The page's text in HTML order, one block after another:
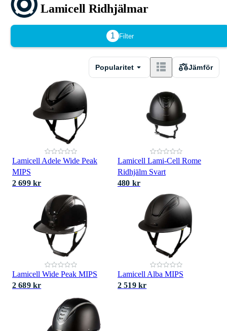
Lamicell Ridhjälmar
1 Filter
Popularitet Jämför
Lamicell Adele Wide Peak
MIPS
2 699 kr
Lamicell Lami-Cell Rome
Ridhjälm Svart
480 kr
Lamicell Wide Peak MIPS
2 689 kr
Lamicell Alba MIPS
2 519 kr